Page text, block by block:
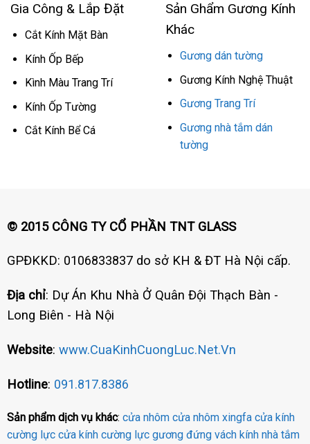
Gia Công & Lắp Đặt
Cắt Kính Mặt Bàn
Kính Ốp Bếp
Kình Màu Trang Trí
Kính Ốp Tường
Cắt Kính Bể Cá
Sản Ghẩm Gương Kính
Khác
Gương dán tường
Gương Kính Nghệ Thuật
Gương Trang Trí
Gương nhà tắm dán
tường
© 2015 CÔNG TY CỔ PHẦN TNT GLASS
GPĐKKD: 0106833837 do sở KH & ĐT Hà Nội cấp.
Địa chỉ: Dự Án Khu Nhà Ở Quân Đội Thạch Bàn -
Long Biên - Hà Nội
Website: www.CuaKinhCuongLuc.Net.Vn
Hotline: 091.817.8386
Sản phẩm dịch vụ khác: cửa nhôm cửa nhôm xingfa cửa kính
cường lực cửa kính cường lực gương đứng vách kính nhà tắm